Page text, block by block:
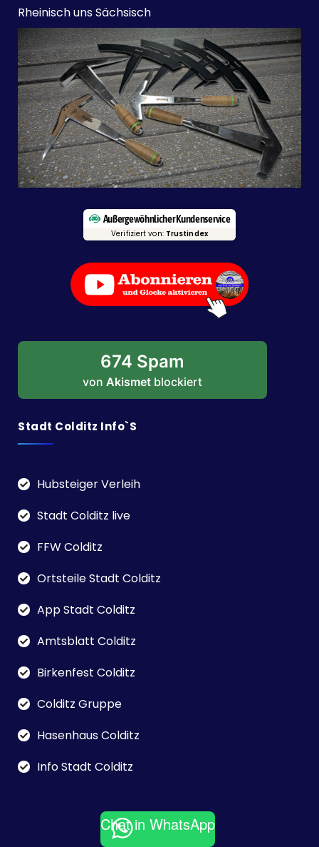
Rheinisch uns Sächsisch
Außergewöhnlicher Kundenservice
Verifiziert von: Trustindex
674 Spam
von Akismet blockiert
Stadt Colditz Info`s
Hubsteiger Verleih
Stadt Colditz live
FFW Colditz
Ortsteile Stadt Colditz
App Stadt Colditz
Amtsblatt Colditz
Birkenfest Colditz
Colditz Gruppe
Hasenhaus Colditz
Info Stadt Colditz
Chat in WhatsApp